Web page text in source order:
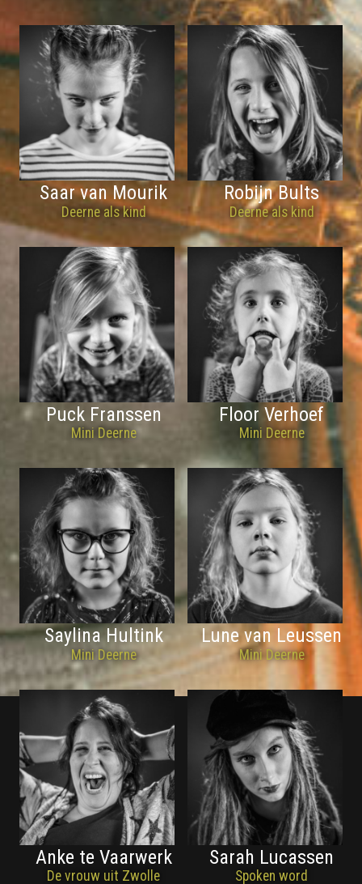
Saar van Mourik
Deerne als kind
Robijn Bults
Deerne als kind
Puck Franssen
Mini Deerne
Floor Verhoef
Mini Deerne
Saylina Hultink
Mini Deerne
Lune van Leussen
Mini Deerne
Anke te Vaarwerk
De vrouw uit Zwolle
Sarah Lucassen
Spoken word